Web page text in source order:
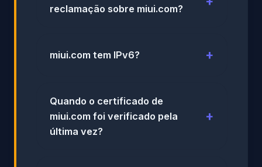
reclamação sobre miui.com?
miui.com tem IPv6?
Quando o certificado de
miui.com foi verificado pela
última vez?